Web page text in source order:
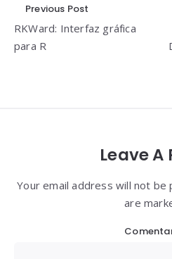
Navegación
de
entradas
Previous Post
RKWard: Interfaz gráfica
para R
Leave A
Your email address will not be
are